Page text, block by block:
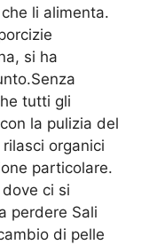
li alimenta.
si ha
tutti gli
la pulizia del
organici
particolare.
ci si
perdere Sali
di pelle